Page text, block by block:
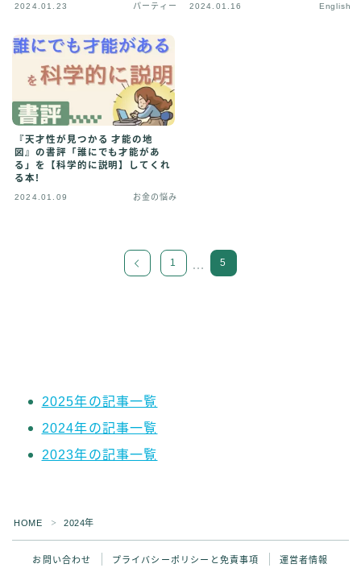
2024.01.23 パーティー 2024.01.16 English
『天才性が見つかる 才能の地
図』の書評「誰にでも才能があ
る」を【科学的に説明】してくれ
る本!
2024.01.09 お金の悩み
1 … 5
2025年の記事一覧
2024年の記事一覧
2023年の記事一覧
HOME ＞ 2024年
お問い合わせ プライバシーポリシーと免責事項 運営者情報